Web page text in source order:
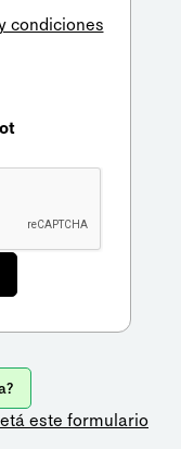
condiciones
este formulario